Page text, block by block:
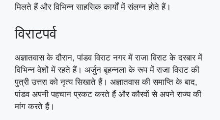
मिलते हैं और विभिन्न साहसिक कार्यों में संलग्न होते हैं।
विराटपर्व
अज्ञातवास के दौरान, पांडव विराट नगर में राजा विराट के दरबार में
विभिन्न वेशों में रहते हैं। अर्जुन बृहन्नला के रूप में राजा विराट की
पुत्री उत्तरा को नृत्य सिखाते हैं। अज्ञातवास की समाप्ति के बाद,
पांडव अपनी पहचान प्रकट करते हैं और कौरवों से अपने राज्य की
मांग करते हैं।